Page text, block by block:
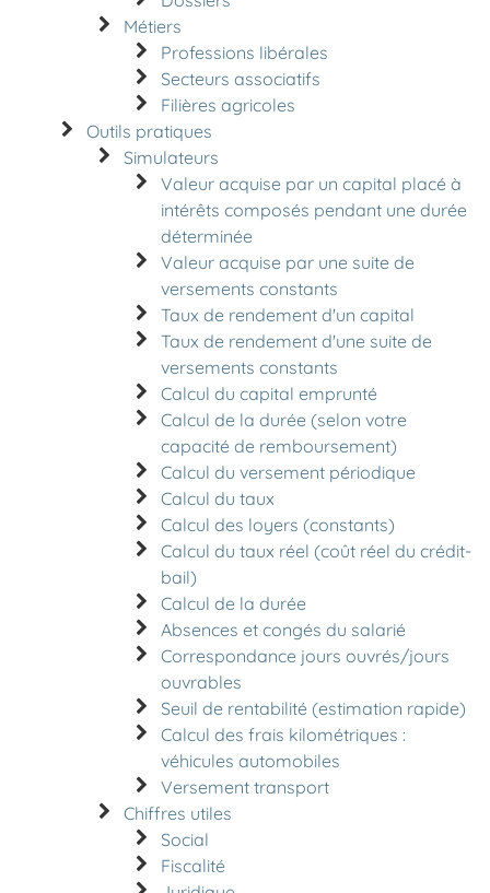
Métiers
Professions libérales
Secteurs associatifs
Filières agricoles
Outils pratiques
Simulateurs
Valeur acquise par un capital placé à
intérêts composés pendant une durée
déterminée
Valeur acquise par une suite de
versements constants
Taux de rendement d'un capital
Taux de rendement d'une suite de
versements constants
Calcul du capital emprunté
Calcul de la durée (selon votre
capacité de remboursement)
Calcul du versement périodique
Calcul du taux
Calcul des loyers (constants)
Calcul du taux réel (coût réel du crédit-
bail)
Calcul de la durée
Absences et congés du salarié
Correspondance jours ouvrés/jours
ouvrables
Seuil de rentabilité (estimation rapide)
Calcul des frais kilométriques :
véhicules automobiles
Versement transport
Chiffres utiles
Social
Fiscalité